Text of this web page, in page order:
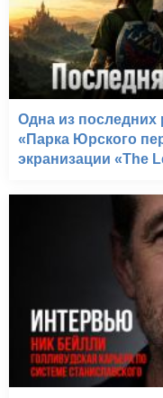
Одна из последних
«Парка Юрского
экранизации «The